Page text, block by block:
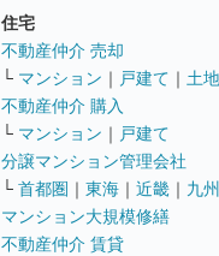
住宅
不動産仲介 売却
└ マンション ｜ 戸建て ｜ 土地
不動産仲介 購入
└ マンション ｜ 戸建て
分譲マンション管理会社
└ 首都圏 ｜ 東海 ｜ 近畿 ｜ 九州
マンション大規模修繕
不動産仲介 賃貸